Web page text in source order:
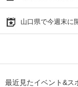
山口県で今週末に
最近見たイベント&ス